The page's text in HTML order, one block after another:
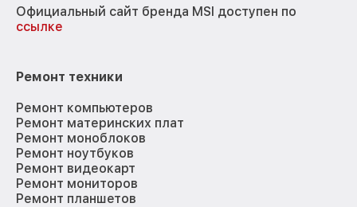
Официальный сайт бренда MSI доступен по
ссылке
Ремонт техники
Ремонт компьютеров
Ремонт материнских плат
Ремонт моноблоков
Ремонт ноутбуков
Ремонт видеокарт
Ремонт мониторов
Ремонт планшетов